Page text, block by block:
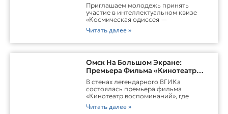
Приглашаем молодежь принять
участие в интеллектуальном квизе
«Космическая одиссея —
Читать далее »
Омск На Большом Экране:
Премьера Фильма «Кинотеатр
Воспоминаний»
В стенах легендарного ВГИКа
состоялась премьера фильма
«Кинотеатр воспоминаний», где
Читать далее »